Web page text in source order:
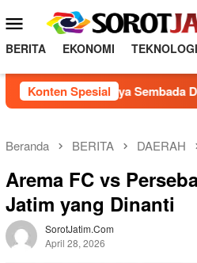
o
a
e
e
u
M
b
l
e
BERITA EKONOMI TEKNOLOGI
Konten Spesial
Surya Sembada Dapat
Beranda BERITA DAERAH
Arema FC vs
Jatim yang Dinanti
SorotJatim.com
April 28, 2026